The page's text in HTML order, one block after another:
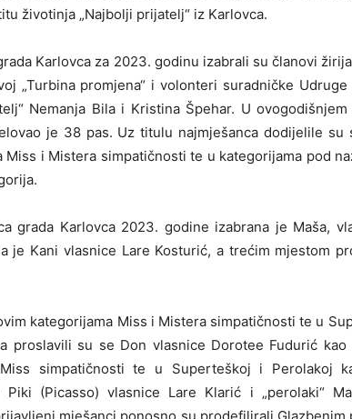
životinja „Najbolji prijatelj“ iz Karlovca.
Karlovca za 2023. godinu izabrali su članovi
„Turbina promjena“ i volonteri suradničke
Nemanja Bila i Kristina Špehar. U
je 38 pas. Uz titulu najmješanca dodijelile
Miss i Mistera simpatičnosti te u kategorijama pod
grada Karlovca 2023. godine izabrana je Maša,
je Kani vlasnice Lare Kosturić, a trećim mjestom
kategorijama Miss i Mistera simpatičnosti te u
proslavili su se Don vlasnice Dorotee Fudurić
simpatičnosti te u Superteškoj i Perolakoj
Piki (Picasso) vlasnice Lare Klarić i „perolaki“